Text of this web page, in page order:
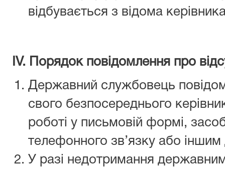
відбувається з відома
ІV. Порядок повідомлення про
Державний службовець
свого безпосереднього
роботі у письмовій формі,
телефонного зв’язку або
У разі недотримання